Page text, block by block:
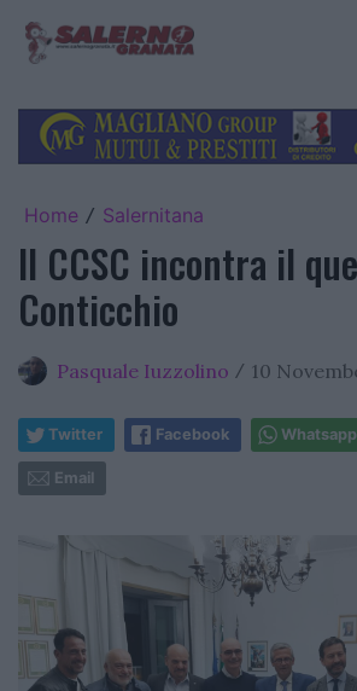
Home / Salernitana
Il CCSC incontra il
Conticchio
Pasquale Iuzzolino / 10
Twitter Facebook Whatsapp
Email